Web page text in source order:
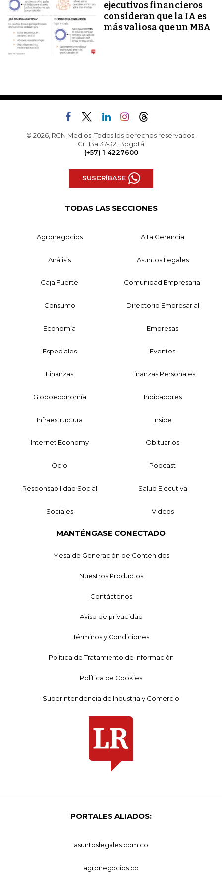
ejecutivos financieros
consideran que la IA es
más valiosa que un MBA
© 2026, RCN Medios. Todos los derechos reservados.
Cr. 13a 37-32, Bogotá
(+57) 1 4227600
SUSCRÍBASE
TODAS LAS SECCIONES
Agronegocios Alta Gerencia
Análisis Asuntos Legales
Caja Fuerte Comunidad Empresarial
Consumo Directorio Empresarial
Economía Empresas
Especiales Eventos
Finanzas Finanzas Personales
Globoeconomía Indicadores
Infraestructura Inside
Internet Economy Obituarios
Ocio Podcast
Responsabilidad Social Salud Ejecutiva
Sociales Videos
MANTÉNGASE CONECTADO
Mesa de Generación de Contenidos
Nuestros Productos
Contáctenos
Aviso de privacidad
Términos y Condiciones
Política de Tratamiento de Información
Política de Cookies
Superintendencia de Industria y Comercio
PORTALES ALIADOS:
asuntoslegales.com.co
agronegocios.co